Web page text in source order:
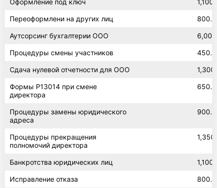
Переоформлени на других лиц
Аутсорсинг бухгалтерии ООО
Процедуры смены участников
Сдача нулевой отчетности для ООО
Формы Р13014 при смене
директора
Процедуры замены юридического
адреса
Процедуры прекращения
полномочий директора
Банкротства юридических лиц
Исправление отказа